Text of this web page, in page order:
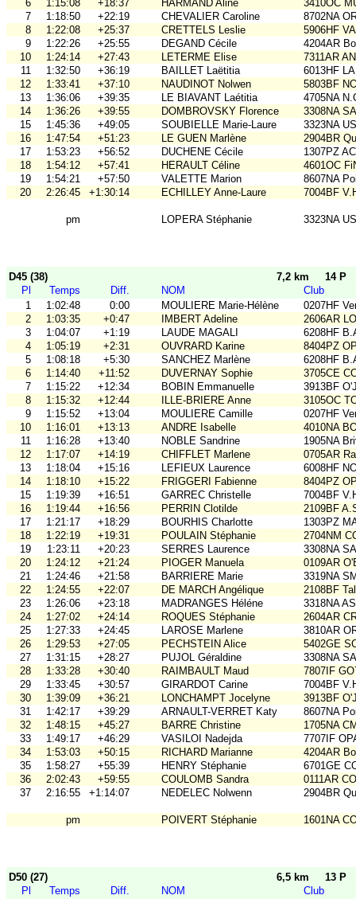
6 1:15:08 +18:37 HARMAND Aline
3410OC
7
1:18:50 +22:19 CHEVALIER Caroline
8702NA
8
1:22:08 +25:37 CRETTELS Leslie
5906HF
9
1:22:26 +25:55 DEGAND Cécile
4204AR
10
1:24:14 +27:43 LETERME Elise
7311AR
11
1:32:50 +36:19 BAILLET Laëtitia
6013HF
12
1:33:41 +37:10 NAUDINOT Nolwen
5803BF
13
1:36:06 +39:35 LE BIAVANT Laétitia
4705NA
14
1:36:26 +39:55 DOMBROVSKY Florence
3308NA
15
1:45:36 +49:05 SOUBIELLE Marie-Laure
3323NA
16
1:47:54 +51:23 LE GUEN Marlène
2904BR
17
1:53:23 +56:52 DUCHENE Cécile
1307PZ
18
1:54:12 +57:41 HERAULT Céline
4601OC
19
1:54:21 +57:50 VALETTE Marion
8607NA
20
2:26:45 +1:30:14 ECHILLEY Anne-Laure 7004BF
pm LOPERA Stéphanie 3323NA
D45 (38) 7,2 km
14 P
Pl
Temps Diff. NOM
Club
1
1:02:48 0:00 MOULIERE Marie-Hélène
0207HF
2
1:03:35 +0:47 IMBERT Adeline
2606AR
3
1:04:07 +1:19 LAUDE MAGALI
6208HF
4
1:05:19 +2:31 OUVRARD Karine
8404PZ
5
1:08:18 +5:30 SANCHEZ Marlène
6208HF
6
1:14:40 +11:52 DUVERNAY Sophie
3705CE
7
1:15:22 +12:34 BOBIN Emmanuelle
3913BF
8
1:15:32 +12:44 ILLE-BRIERE Anne
3105OC
9
1:15:52 +13:04 MOULIERE Camille
0207HF
10
1:16:01 +13:13 ANDRE Isabelle
4010NA
11
1:16:28 +13:40 NOBLE Sandrine
1905NA
12
1:17:07 +14:19 CHIFFLET Marlene
0705AR
13
1:18:04 +15:16 LEFIEUX Laurence
6008HF
14
1:18:10 +15:22 FRIGGERI Fabienne
8404PZ
15
1:19:39 +16:51 GARREC Christelle
7004BF
16
1:19:44 +16:56 PERRIN Clotilde
2109BF
17
1:21:17 +18:29 BOURHIS Charlotte
1303PZ
18
1:22:19 +19:31 POULAIN Stéphanie
2704NM
19
1:23:11 +20:23 SERRES Laurence
3308NA
20
1:24:12 +21:24 PIOGER Manuela
0109AR
21
1:24:46 +21:58 BARRIERE Marie
3319NA
22
1:24:55 +22:07 DE MARCH Angélique
2108BF
23
1:26:06 +23:18 MADRANGES Héléne
3318NA
24
1:27:02 +24:14 ROQUES Stéphanie
2604AR
25
1:27:33 +24:45 LAROSE Marlene
3810AR
26
1:29:53 +27:05 PECHSTEIN Alice
5402GE
27
1:31:15 +28:27 PUJOL Géraldine
3308NA
28
1:33:28 +30:40 RAIMBAULT Maud
7807IF
29
1:33:45 +30:57 GIRARDOT Carine
7004BF
30
1:39:09 +36:21 LONCHAMPT Jocelyne
3913BF
31
1:42:17 +39:29 ARNAULT-VERRET Katy
8607NA
32
1:48:15 +45:27 BARRE Christine
1705NA
33
1:49:17 +46:29 VASILOI Nadejda
7707IF
34
1:53:03 +50:15 RICHARD Marianne
4204AR
35
1:58:27 +55:39 HENRY Stéphanie
6701GE
36
2:02:43 +59:55 COULOMB Sandra
0111AR
37
2:16:55 +1:14:07 NEDELEC Nolwenn 2904BR
pm POIVERT Stéphanie 1601NA
D50 (27) 6,5 km
13 P
Pl
Temps Diff. NOM
Club